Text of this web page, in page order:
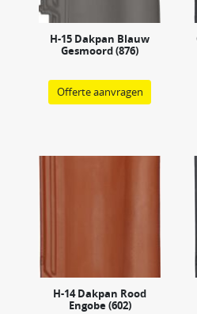
H-15 Dakpan Blauw
Gesmoord (876)
Offerte aanvragen
H-14 Dakpan Rood
Engobe (602)